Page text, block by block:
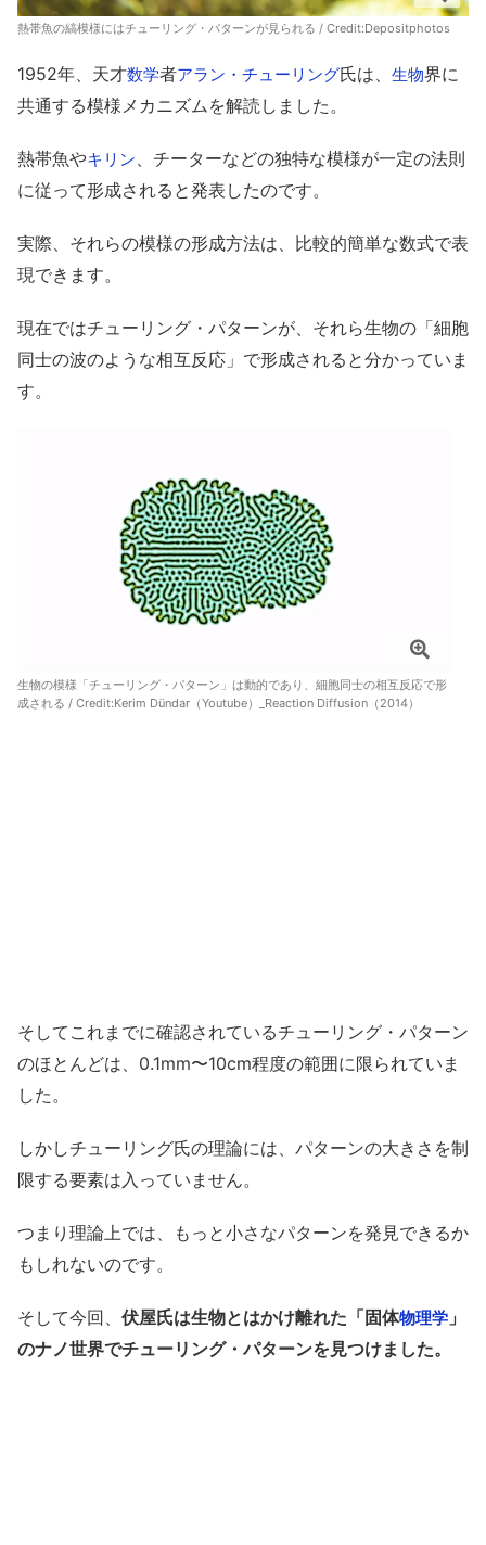
熱帯魚の縞模様にはチューリング・パターンが見られる / Credit:Depositphotos
1952年、天才数学者アラン・チューリング氏は、 生物界に
共通する模様メカニズムを解読しました。
熱帯魚やキリン、チーターなどの独特な模様が一定の法則
に従って形成されると発表したのです。
実際、それらの模様の形成方法は、比較的簡単な数式で表
現できます。
現在ではチューリング・パターンが、それら生物の「細胞
同士の波のような相互反応」で形成されると分かっていま
す。
生物の模様「チューリング・パターン」は動的であり、細胞同士の相互反応で形
成される / Credit:Kerim Dündar（Youtube）_Reaction Diffusion（2014）
そしてこれまでに確認されているチューリング・パターン
のほとんどは、0.1mm〜10cm程度の範囲に限られていま
した。
しかしチューリング氏の理論には、パターンの大きさを制
限する要素は入っていません。
つまり理論上では、もっと小さなパターンを発見できるか
もしれないのです。
そして今回、 伏屋氏は生物とはかけ離れた「固体物理学 」
のナノ世界でチューリング・パターンを見つけました。